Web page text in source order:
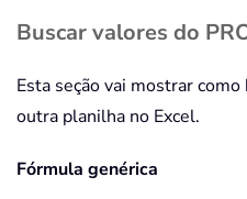
Buscar valores do
Esta seção vai mostrar
outra planilha no Excel.
Fórmula genérica